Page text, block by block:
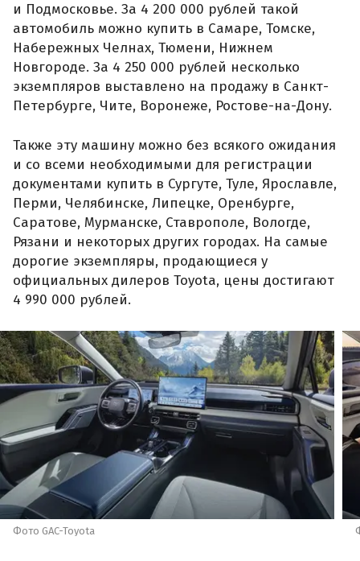
и Подмосковье. За 4 200 000 рублей такой
автомобиль можно купить в Самаре, Томске,
Набережных Челнах, Тюмени, Нижнем
Новгороде. За 4 250 000 рублей несколько
экземпляров выставлено на продажу в Санкт-
Петербурге, Чите, Воронеже, Ростове-на-Дону.
Также эту машину можно без всякого ожидания
и со всеми необходимыми для регистрации
документами купить в Сургуте, Туле, Ярославле,
Перми, Челябинске, Липецке, Оренбурге,
Саратове, Мурманске, Ставрополе, Вологде,
Рязани и некоторых других городах. На самые
дорогие экземпляры, продающиеся у
официальных дилеров Toyota, цены достигают
4 990 000 рублей.
Фото GAC-Toyota